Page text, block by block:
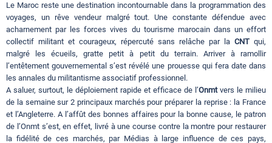
Le Maroc reste une destination incontournable dans la programmation des
voyages, un rêve vendeur malgré tout. Une constante défendue avec
acharnement par les forces vives du tourisme marocain dans un effort
collectif militant et courageux, répercuté sans relâche par la CNT qui,
malgré les écueils, gratte petit à petit du terrain. Arriver à ramollir
l’entêtement gouvernemental s’est révélé une prouesse qui fera date dans
les annales du militantisme associatif professionnel.
A saluer, surtout, le déploiement rapide et efficace de l’Onmtvers le milieu
de la semaine sur 2 principaux marchés pour préparer la reprise : la France
et l’Angleterre. A l’affût des bonnes affaires pour la bonne cause, le patron
de l’Onmt s’est, en effet, livré à une course contre la montre pour restaurer
la fidélité de ces marchés, par Médias à large influence de ces pays,